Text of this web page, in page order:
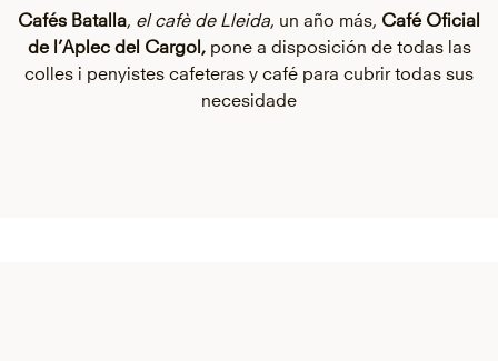
Cafés Batalla el cafè de Lleida , un año más, Café Oficial
de l’Aplec del Cargol, pone a disposición de todas las
colles i penyistes cafeteras y café para cubrir todas sus
necesidade